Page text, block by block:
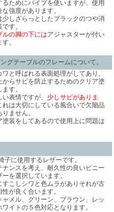
るためにパイプを使いますが、使用
な強度があります。
少しざらっとしたブラックのつや消
す。
ルの脚の下にはアジャスターが付い
。
グテーブルのフレームについて。
ワと呼ばれる表面処理がしてあり、
からサビを防止するためのクリア塗
す。
い表情ですが、 少しサビがありま
れは大切にしている風合いで欠陥品
ません。
塗装をしてあるので使用上に問題は
子に使用するレザーです。
ナンスを考え、耐久性の良いビニー
ーを選択しています。
すこしシワと色ムラがありそれが古
性が良く合います。
ャメル、グリーン、ブラウン、レッ
ワイトの５色対応となります。